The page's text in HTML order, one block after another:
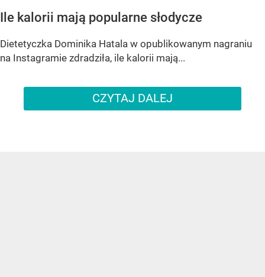
Ile kalorii mają popularne słodycze
Dietetyczka Dominika Hatala w opublikowanym nagraniu
na Instagramie zdradziła, ile kalorii mają...
CZYTAJ DALEJ